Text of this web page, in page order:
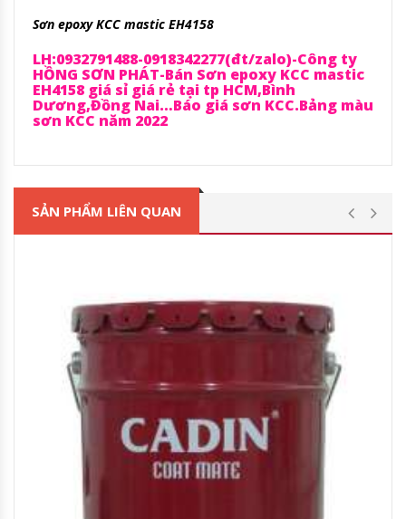
Sơn epoxy KCC mastic EH4158
LH:0932791488-0918342277(đt/zalo)-Công ty
HỒNG SƠN PHÁT-Bán Sơn epoxy KCC mastic
EH4158 giá sỉ giá rẻ tại tp HCM,Bình
Dương,Đồng Nai…Báo giá sơn KCC.Bảng màu
sơn KCC năm 2022
SẢN PHẨM LIÊN QUAN